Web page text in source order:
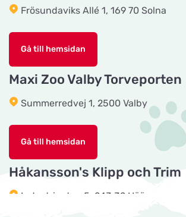
CyberZoo AB
Ladugårdsvägen 101 D
Solbjerg Plantagevej 3
Josefines sadlar
Hova 1
Frösundaviks Allé 1, 169 70 Solna
Gå till hemsidan
Maxi Zoo Valby Torveporten
Summerredvej 1, 2500 Valby
Gå till hemsidan
Håkansson's Klipp och Trim
Industrigatan 5, 243 32 Höör